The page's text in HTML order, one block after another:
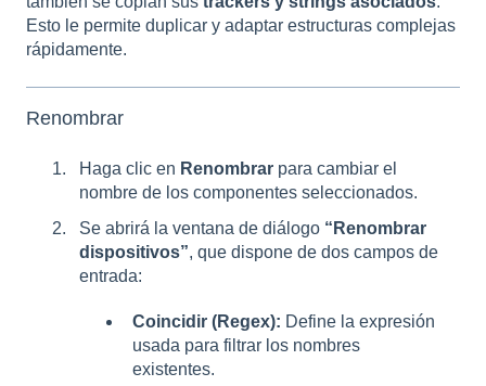
Esto le permite duplicar y adaptar estructuras complejas
rápidamente.
Renombrar
Haga clic en Renombrar para cambiar el
nombre de los componentes seleccionados.
Se abrirá la ventana de diálogo “Renombrar
dispositivos”, que dispone de dos campos de
entrada:
Coincidir (Regex): Define la expresión
usada para filtrar los nombres
existentes.